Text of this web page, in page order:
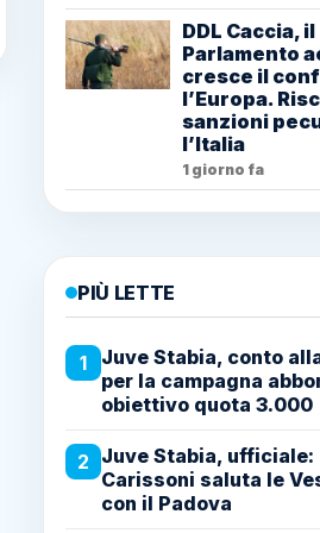
DDL Caccia, il
Parlamento
cresce il
l’Europa.
sanzioni
l’Italia
1 giorno fa
PIÙ LETTE
1
Juve Stabia, conto
per la campagna
obiettivo quota 3.000
2 Juve Stabia, ufficiale:
Carissoni saluta le
con il Padova